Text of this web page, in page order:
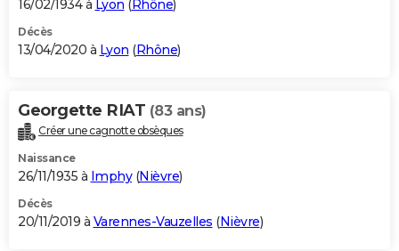
16/02/1934 à Lyon ( Rhône)
Décès
13/04/2020 à Lyon (Rhône)
Georgette RIAT (83 ans)
Créer une cagnotte obsèques
Naissance
26/11/1935 à Imphy(Nièvre)
Décès
20/11/2019 à Varennes-Vauzelles (Nièvre)